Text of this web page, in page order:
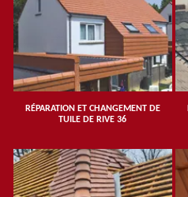
RÉPARATION ET CHANGEMENT DE
TUILE DE RIVE 36